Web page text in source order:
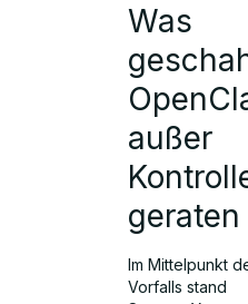
Was
außer
geraten
Im Mittelpunkt
Vorfalls stand